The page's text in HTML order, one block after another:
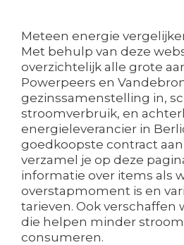
Meteen energie
Met behulp van deze
overzichtelijk alle grote
Powerpeers en
gezinssamenstelling in,
stroomverbruik, en
energieleverancier in
goedkoopste contract
verzamel je op deze
informatie over items als
overstapmoment is en
tarieven. Ook verschaffen
die helpen minder
consumeren.